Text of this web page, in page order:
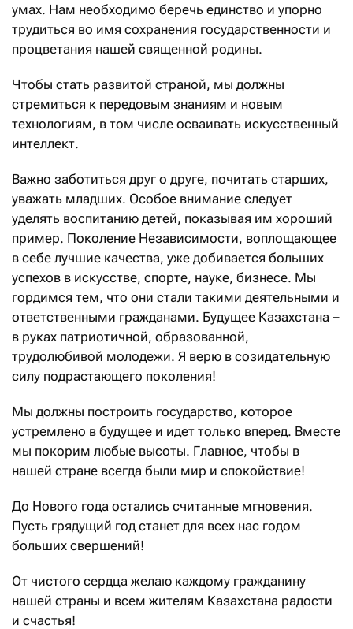
умах. Нам необходимо беречь единство и упорно
трудиться во имя сохранения государственности и
процветания нашей священной родины.
Чтобы стать развитой страной, мы должны
стремиться к передовым знаниям и новым
технологиям, в том числе осваивать искусственный
интеллект.
Важно заботиться друг о друге, почитать старших,
уважать младших. Особое внимание следует
уделять воспитанию детей, показывая им хороший
пример. Поколение Независимости, воплощающее
в себе лучшие качества, уже добивается больших
успехов в искусстве, спорте, науке, бизнесе. Мы
гордимся тем, что они стали такими деятельными и
ответственными гражданами. Будущее Казахстана –
в руках патриотичной, образованной,
трудолюбивой молодежи. Я верю в созидательную
силу подрастающего поколения!
Мы должны построить государство, которое
устремлено в будущее и идет только вперед. Вместе
мы покорим любые высоты. Главное, чтобы в
нашей стране всегда были мир и спокойствие!
До Нового года остались считанные мгновения.
Пусть грядущий год станет для всех нас годом
больших свершений!
От чистого сердца желаю каждому гражданину
нашей страны и всем жителям Казахстана радости
и счастья!